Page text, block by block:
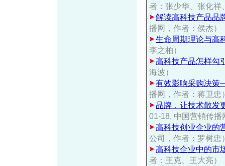
者：张少华、张化祥
解读高科技产品品
播网，作者：侯杰）
生命周期理论与高
李之柏）
高科技产品怎样勾
海波）
有效影响采购决
播网，作者：蒋卫忠
品牌，让技术散发
01-18, 中国营销传
高科技创业企业的
公司，作者：罗树忠
高科技企业中的市
者：王克、王大亮）